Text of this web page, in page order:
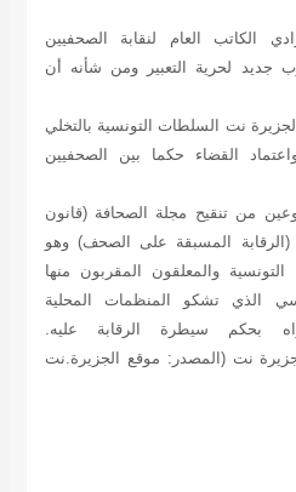
الكاتب العام لنقابة الصحفيين
جديد لحرية التعبير ومن شأنه أن
نت السلطات التونسية بالتخلي
القضاء حكما بين الصحفيين
من تنقيح مجلة الصحافة (قانون
(الرقابة المسبقة على الصحف) وهو
والمعلقون المقربون منها
الذي تشكو المنظمات المحلية
بحكم سيطرة الرقابة عليه.
نت(المصدر: موقع الجزيرة.نت